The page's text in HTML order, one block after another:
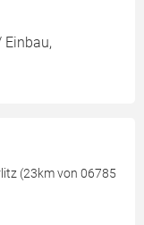
Einbau,
(23km von 06785